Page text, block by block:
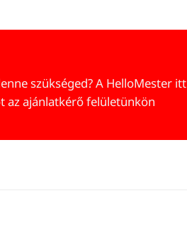
szükséged? A HelloMester itt
az ajánlatkérő felületünkön